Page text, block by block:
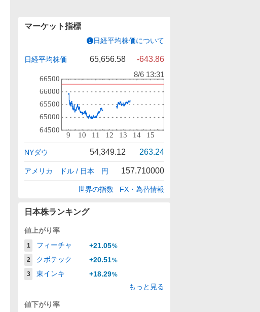
マーケット指標
日経平均株価について
日経平均株価 65,656.58 -643.86
NYダウ 54,349.12 263.24
アメリカ ドル / 日本 円 157.710000
世界の指数 FX・為替情報
日本株ランキング
値上がり率
1 フィーチャ +21.05%
2
クボテック +20.51%
3
東インキ +18.29%
もっと見る
値下がり率